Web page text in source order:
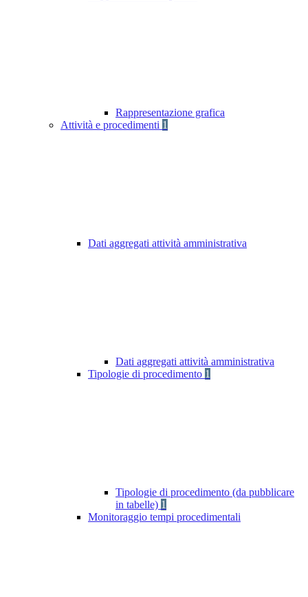
Rappresentazione grafica
Attività e procedimenti 1
Dati aggregati attività amministrativa
Dati aggregati attività amministrativa
Tipologie di procedimento 1
Tipologie di procedimento (da pubblicare
in tabelle) 1
Monitoraggio tempi procedimentali